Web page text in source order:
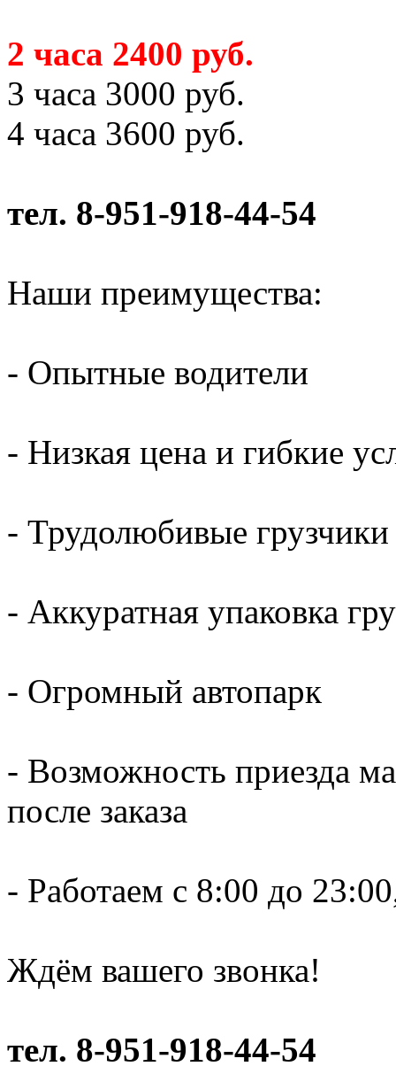
2 часа 2400 руб.
3 часа 3000 руб.
4 часа 3600 руб.
тел. 8-951-918-44-54
Наши преимущества:
- Опытные водители
- Низкая цена и гибкие
- Трудолюбивые грузчики
- Аккуратная упаковка
- Огромный автопарк
- Возможность приезда
после заказа
- Работаем c 8:00 до
Ждём вашего звонка!
тел. 8-951-918-44-54